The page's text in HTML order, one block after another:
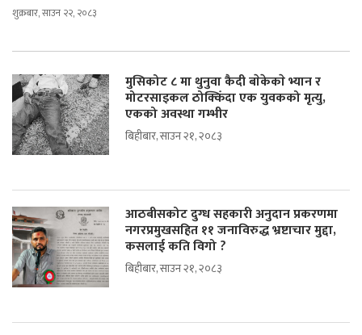
शुक्रबार, साउन २२, २०८३
मुसिकोट ८ मा थुनुवा कैदी बाेकेकाे भ्यान र
मोटरसाइकल ठोक्किँदा एक युवकको मृत्यु,
एकको अवस्था गम्भीर
बिहीबार, साउन २१, २०८३
आठबीसकोट दुग्ध सहकारी अनुदान प्रकरणमा
नगरप्रमुखसहित ११ जनाविरुद्ध भ्रष्टाचार मुद्दा,
कसलाई कति विगो ?
बिहीबार, साउन २१, २०८३